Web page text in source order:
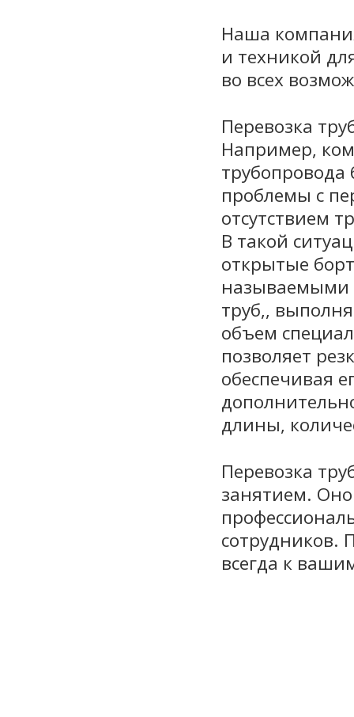
Наша
и техникой
во всех
Перевозка
Например,
проблемы с
отсутствием
В такой
открытые
называемыми
труб,,
объем
позволяет
обеспечивая
длины,
Перевозка
занятием.
сотрудников.
всегда к